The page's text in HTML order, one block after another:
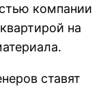
компании
на
ставят